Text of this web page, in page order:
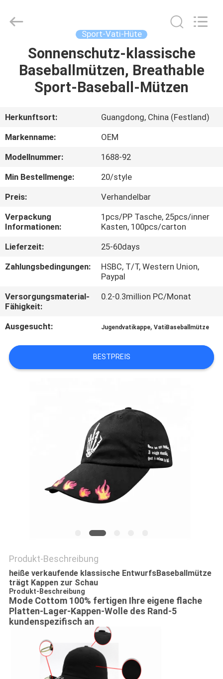
HAUS
PRODUKTE
ÜBER
UNS
FABRIK-
AUSFLUG
QUALITÄTSKONTROLLE
TRETEN
SIE
UNS
IN
VERBINDUNG
NACHRICHTEN
Ltd..
Sport-Vati-Hüte
Sonnenschutz-klassische
Baseballmützen, Breathable
Sport-Baseball-Mützen
Herkunftsort:
Guangdong, China (Festland)
Markenname:
OEM
Modellnummer:
1688-92
Min Bestellmenge:
20/style
Preis:
Verhandelbar
Verpackung
Informationen:
1pcs/PP Tasche, 25pcs/inner
Kasten, 100pcs/carton
Lieferzeit:
25-60days
Zahlungsbedingungen:
HSBC, T/T, Western Union,
Paypal
Versorgungsmaterial-
Fähigkeit:
0.2-0.3million PC/Monat
Ausgesucht: Jugendvatikappe,VatiBaseballmütze
BESTPREIS
Produkt-Beschreibung
heiße verkaufende klassische EntwurfsBaseballmütze
trägt Kappen zur Schau
Produkt-Beschreibung
Mode Cottom 100% fertigen Ihre eigene flache
Platten-Lager-Kappen-Wolle des Rand-5
kundenspezifisch an